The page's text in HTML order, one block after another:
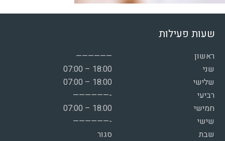
שעות פעילות
——————
ראשון
07:00 – 18:00
שני
07:00 – 18:00
שלישי
——————-
רביעי
07:00 – 18:00
חמישי
——————-
שישי
סגור
שבת